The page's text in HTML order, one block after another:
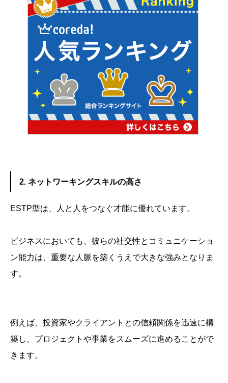
2. ネットワーキングスキルの高さ
ESTP型は、人と人をつなぐ才能に優れています。
ビジネスにおいても、彼らの社交性とコミュニケーショ
ン能力は、重要な人脈を築くうえで大きな強みとなりま
す。
例えば、投資家やクライアントとの信頼関係を迅速に構
築し、プロジェクトや事業をスムーズに進めることがで
きます。